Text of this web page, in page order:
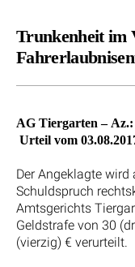
Trunkenheit im
AG Tiergarten – Az.:
Urteil vom
Der Angeklagte wird
Schuldspruch
Amtsgerichts
Geldstrafe von 30
(vierzig) € verurteilt.